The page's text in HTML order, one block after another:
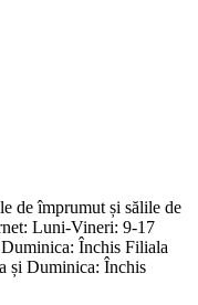
de împrumut și sălile de
Luni-Vineri: 9-17
Închis Filiala
și Duminica: Închis